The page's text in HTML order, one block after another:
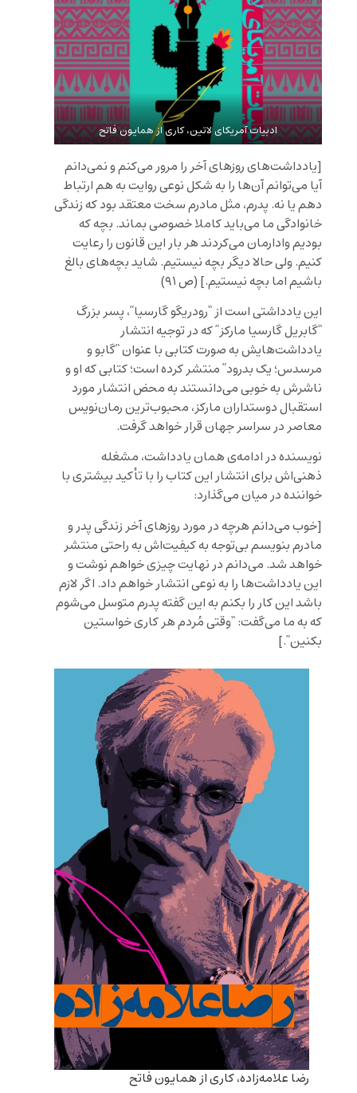
ادبیات آمریکای لاتین، کاری از همایون فاتح
[يادداشتهاى روزهاى آخر را مرور مىكنم و نمىدانم
آيا مىتوانم آنها را به شكل نوعى روايت به هم ارتباط
دهم يا نه. پدرم، مثل مادرم سخت معتقد بود كه زندگى
خانوادگى ما مىبايد كاملا خصوصى بماند. بچه كه
بوديم وادارمان مىكردند هر بار اين قانون را رعايت
كنيم. ولى حالا ديگر بچه نيستيم. شايد بچههاى بالغ
باشيم اما بچه نيستيم.] (ص ٩١)
اين يادداشتى است از “رودريگو گارسيا”، پسر بزرگ
“گابريل گارسيا ماركز” كه در توجيه انتشار
يادداشت‌هايش به صورت كتابى با عنوان “گابو و
مرسدس؛ یک بدرود” منتشر کرده است؛ كتابى كه او و
ناشرش به خوبى مى‌دانستند به محض انتشار مورد
استقبال دوستداران ماركز، محبوب‌ترین رمان‌نویس
معاصر در سراسر جهان قرار خواهد گرفت.
نويسنده در ادامه‌ى همان يادداشت، مشغله
ذهنی‌اش برای انتشار این کتاب را با تأكيد بيشترى با
خواننده در میان می‌گذارد:
[خوب مىدانم هرچه در مورد روزهاى آخر زندگى پدر و
مادرم بنويسم بىتوجه به كيفيتاش به راحتى منتشر
خواهد شد. مىدانم در نهايت چيزى خواهم نوشت و
اين يادداشتها را به نوعى انتشار خواهم داد. اگر لازم
باشد این کار را بکنم به این گفته پدرم متوسل میشوم
که به ما مىگفت: “وقتى مُردم هر كارى خواستين
بكنين”.]
رضا علامه‌زاده، کاری از همایون فاتح